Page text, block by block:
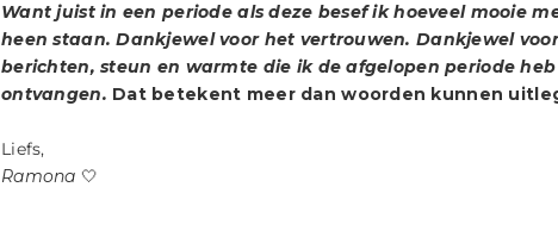
Want juist in een periode als deze besef ik hoeveel mooie
heen staan. Dankjewel voor het vertrouwen. Dankjewel
berichten, steun en warmte die ik de afgelopen periode
ontvangen. Dat betekent meer dan woorden kunnen
Liefs,
Ramona 🤍